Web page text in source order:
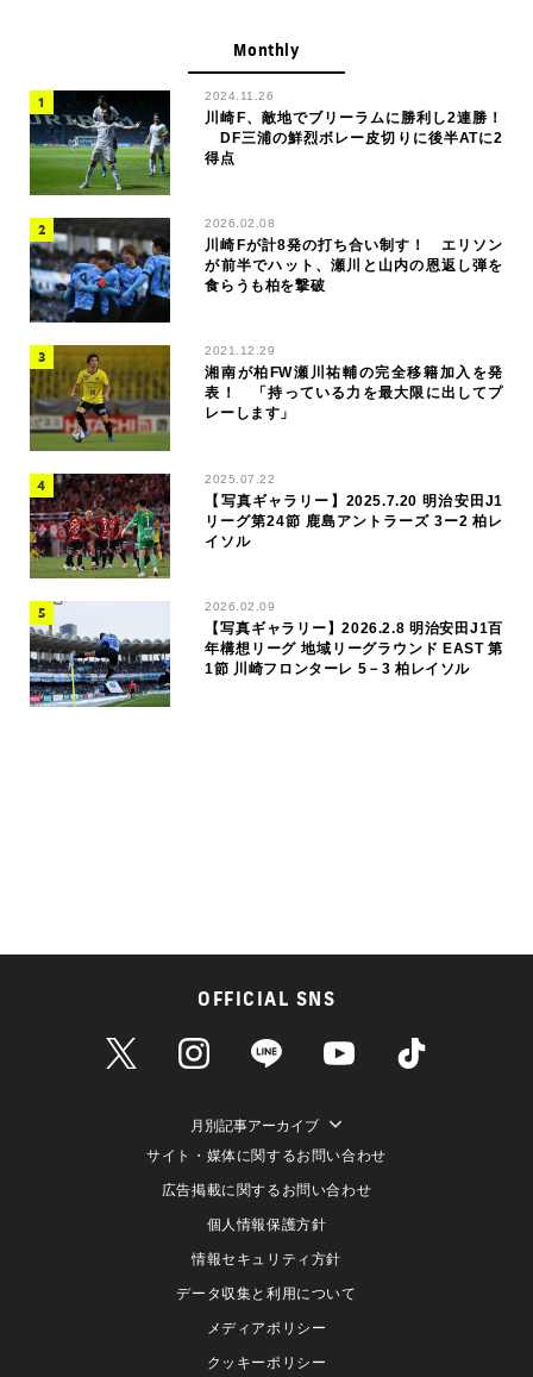
Monthly
2024.11.26
川崎F、敵地でブリーラムに勝利し2連勝！
DF三浦の鮮烈ボレー皮切りに後半ATに2
得点
2026.02.08
川崎Fが計8発の打ち合い制す！ エリソン
が前半でハット、瀬川と山内の恩返し弾を
食らうも柏を撃破
2021.12.29
湘南が柏FW瀬川祐輔の完全移籍加入を発
表！ 「持っている力を最大限に出してプ
レーします」
2025.07.22
【写真ギャラリー】2025.7.20 明治安田J1
リーグ第24節 鹿島アントラーズ 3ー2 柏レ
イソル
2026.02.09
【写真ギャラリー】2026.2.8 明治安田J1百
年構想リーグ 地域リーグラウンド EAST 第
1節 川崎フロンターレ 5－3 柏レイソル
OFFICIAL SNS
月別記事アーカイブ
サイト・媒体に関するお問い合わせ
広告掲載に関するお問い合わせ
個人情報保護方針
情報セキュリティ方針
データ収集と利用について
メディアポリシー
クッキーポリシー